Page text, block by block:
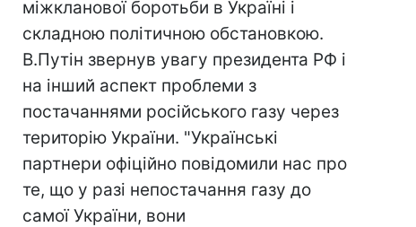
міжкланової боротьби в Україні і
складною політичною обстановкою.
В.Путін звернув увагу президента РФ і
на інший аспект проблеми з
постачаннями російського газу через
територію України. "Українські
партнери офіційно повідомили нас про
те, що у разі непостачання газу до
самої України, вони